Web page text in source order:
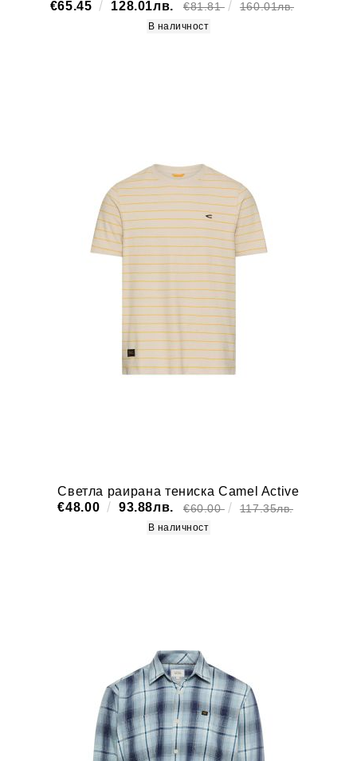
€65.45
128.01лв. €81.81 160.01лв.
В наличност
Светла раирана тениска Camel Active
€48.00
93.88лв. €60.00 117.35лв.
В наличност